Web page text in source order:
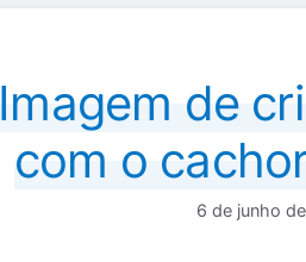
Imagem de
com o
6 de junho